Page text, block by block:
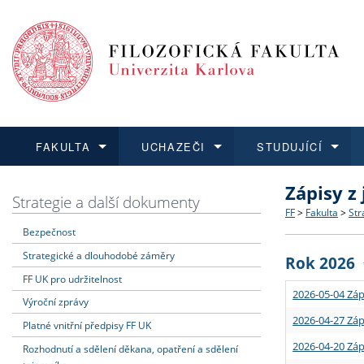
FAKULTA
Dozvědět se více
Struktura
Strategie
Podpora
UCHAZEČI
Podat přihlášku
Co
Učitelské
STUDUJÍCÍ
Dozvědět se více
Rigorózní
Dozvědět se více
O vědě a
Granty a
Dozvědět se více
Aktuální
Strategie a další dokumenty
Bezpečnost
Strategické a dlouhodobé záměry
FF UK pro udržitelnost
Výroční zprávy
Platné vnitřní předpisy FF UK
Rozhodnutí a sdělení děkana, opatření a sdělení
Zápisy
FF > Fakulta >
Rok 2026
2026-05-04
2026-04-27
2026-04-20